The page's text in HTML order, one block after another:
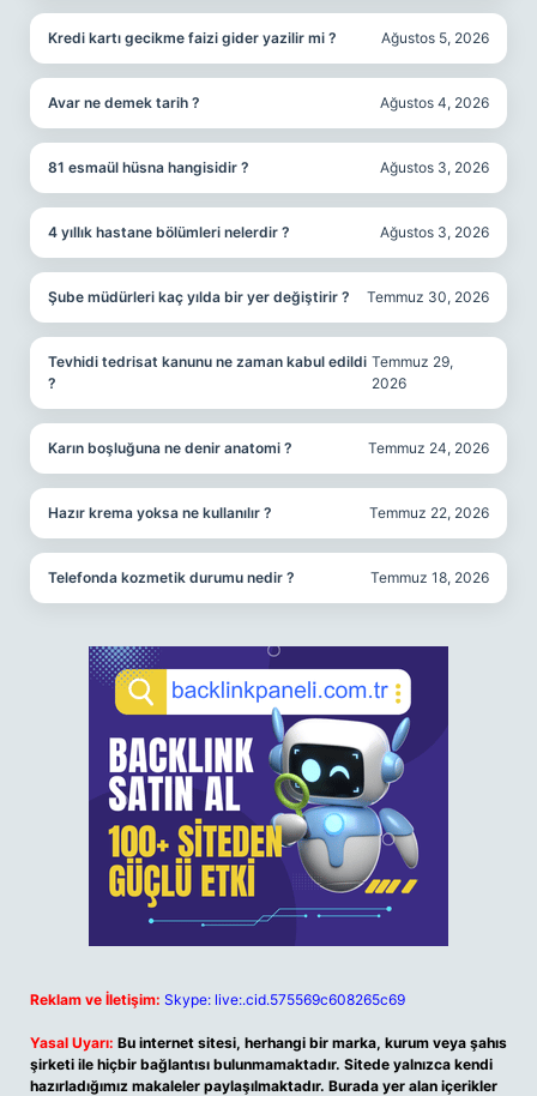
Kredi kartı gecikme faizi gider yazilir mi ? Ağustos 5, 2026
Avar ne demek tarih ? Ağustos 4, 2026
81 esmaül hüsna hangisidir ? Ağustos 3, 2026
4 yıllık hastane bölümleri nelerdir ? Ağustos 3, 2026
Şube müdürleri kaç yılda bir yer değiştirir ? Temmuz 30, 2026
Tevhidi tedrisat kanunu ne zaman kabul edildi
?
Temmuz 29,
2026
Karın boşluğuna ne denir anatomi ? Temmuz 24, 2026
Hazır krema yoksa ne kullanılır ? Temmuz 22, 2026
Telefonda kozmetik durumu nedir ? Temmuz 18, 2026
Reklam ve İletişim: Skype: live:.cid.575569c608265c69
Yasal Uyarı: Bu internet sitesi, herhangi bir marka, kurum veya şahıs
şirketi ile hiçbir bağlantısı bulunmamaktadır. Sitede yalnızca kendi
hazırladığımız makaleler paylaşılmaktadır. Burada yer alan içerikler